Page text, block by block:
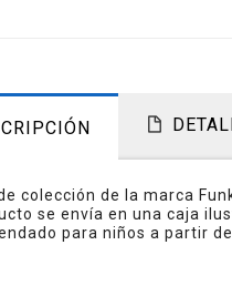
colección de la marca
se envía en una caja
para niños a partir